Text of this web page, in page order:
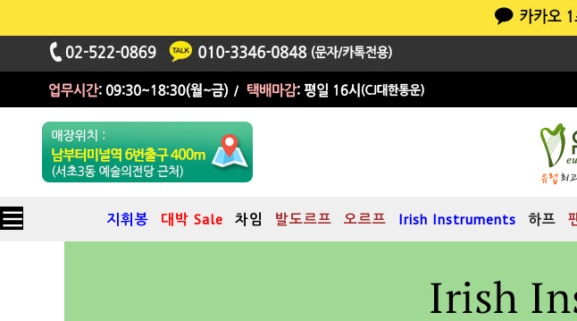
지휘봉 대박 Sale 차임 발도르프 오르프 Irish Instruments 하프